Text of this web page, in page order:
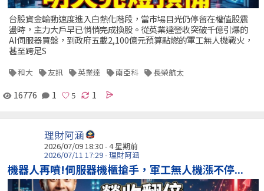
台股資金輪動速度進入白熱化階段，當市場目光仍停留在權值股震
盪時，主力大戶早已悄悄完成換股。從英業達營收突破千億引爆的
AI伺服器買盤，到政府五載2,100億元預算點燃的軍工無人機戰火，
甚至跨足S
和大 友訊 英業達 南亞科 長榮航太
16776 1 1
理財阿涵
2026/07/09 18:30 - 4 星期前
2026/07/11 17:29 - 理財阿涵
機器人再噴!伺服器機櫃搶手，軍工無人機漲不停...